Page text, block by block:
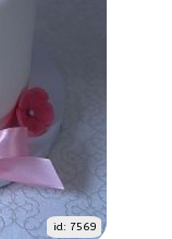
id: 7569